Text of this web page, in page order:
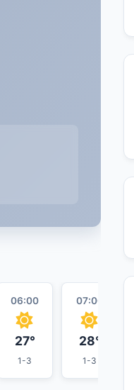
06:00
27°
1-3
07:00
28°
1-3